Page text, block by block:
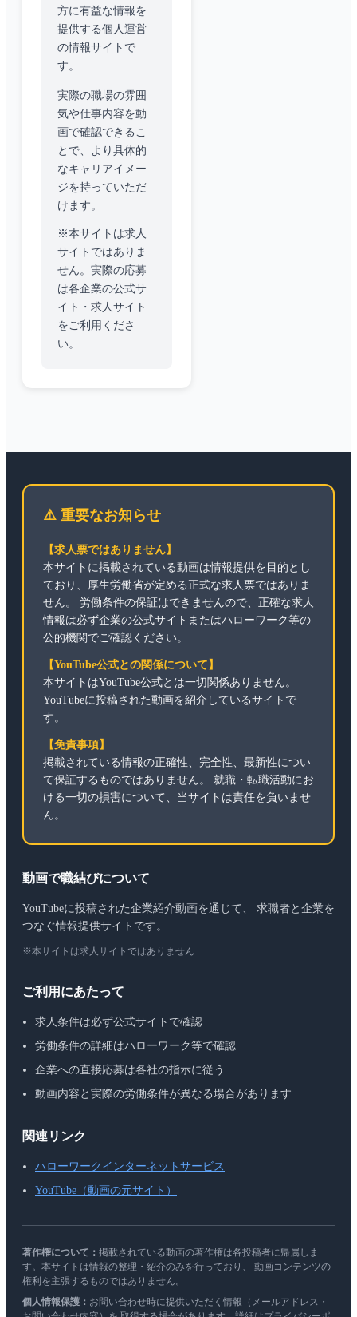
方に有益な情報を
提供する個人運営
の情報サイトで
す。
実際の職場の雰囲
気や仕事内容を動
画で確認できるこ
とで、より具体的
なキャリアイメー
ジを持っていただ
けます。
※本サイトは求人
サイトではありま
せん。実際の応募
は各企業の公式サ
イト・求人サイト
をご利用くださ
い。
⚠️ 重要なお知らせ
【求人票ではありません】
本サイトに掲載されている動画は情報提供を目的とし
ており、厚生労働省が定める正式な求人票ではありま
せん。 労働条件の保証はできませんので、正確な求人
情報は必ず企業の公式サイトまたはハローワーク等の
公的機関でご確認ください。
【YouTube公式との関係について】
本サイトはYouTube公式とは一切関係ありません。
YouTubeに投稿された動画を紹介しているサイトで
す。
【免責事項】
掲載されている情報の正確性、完全性、最新性につい
て保証するものではありません。 就職・転職活動にお
ける一切の損害について、当サイトは責任を負いませ
ん。
動画で職結びについて
YouTubeに投稿された企業紹介動画を通じて、 求職者と企業を
つなぐ情報提供サイトです。
※本サイトは求人サイトではありません
ご利用にあたって
求人条件は必ず公式サイトで確認
労働条件の詳細はハローワーク等で確認
企業への直接応募は各社の指示に従う
動画内容と実際の労働条件が異なる場合があります
関連リンク
ハローワークインターネットサービス
YouTube（動画の元サイト）
著作権について： 掲載されている動画の著作権は各投稿者に帰属しま
す。本サイトは情報の整理・紹介のみを行っており、 動画コンテンツの
権利を主張するものではありません。
個人情報保護： お問い合わせ時に提供いただく情報（メールアドレス・